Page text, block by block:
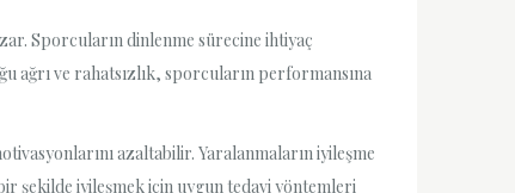
Sporcuların dinlenme sürecine ihtiyaç
ağrı ve rahatsızlık, sporcuların performansına
azaltabilir. Yaralanmaların iyileşme
şekilde iyileşmek için uygun tedavi yöntemleri